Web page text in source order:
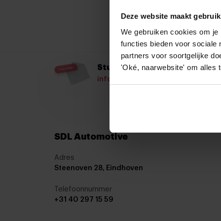
Deze website maakt
We gebruiken cookies om
functies bieden voor sociale
partners voor soortgelijke
'Oké, naarwebsite' om alles
Stuur ons een mail
info@sdlautomotive.nl
SDL Automotive
Adres
Steenoven 28, Eindhoven
Telefoonnummer
+31 40 297 15 59